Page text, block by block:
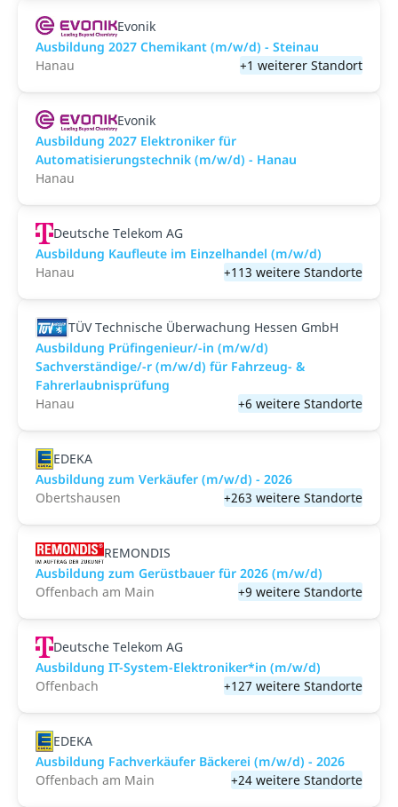
Evonik
Ausbildung 2027 Chemikant (m/w/d) - Steinau
Hanau
+1 weiterer Standort
Evonik
Ausbildung 2027 Elektroniker für
Automatisierungstechnik (m/w/d) - Hanau
Hanau
Deutsche Telekom AG
Ausbildung Kaufleute im Einzelhandel (m/w/d)
Hanau
+113 weitere Standorte
TÜV Technische Überwachung Hessen GmbH
Ausbildung Prüfingenieur/-in (m/w/d)
Sachverständige/-r (m/w/d) für Fahrzeug- &
Fahrerlaubnisprüfung
Hanau
+6 weitere Standorte
EDEKA
Ausbildung zum Verkäufer (m/w/d) - 2026
Obertshausen
+263 weitere Standorte
REMONDIS
Ausbildung zum Gerüstbauer für 2026 (m/w/d)
Offenbach am Main
+9 weitere Standorte
Deutsche Telekom AG
Ausbildung IT-System-Elektroniker*in (m/w/d)
Offenbach
+127 weitere Standorte
EDEKA
Ausbildung Fachverkäufer Bäckerei (m/w/d) - 2026
Offenbach am Main
+24 weitere Standorte